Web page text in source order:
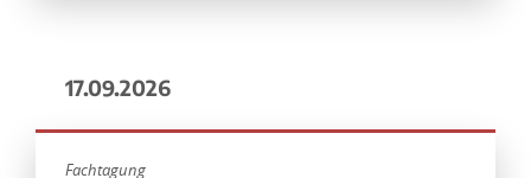
17.09.2026
Fachtagung